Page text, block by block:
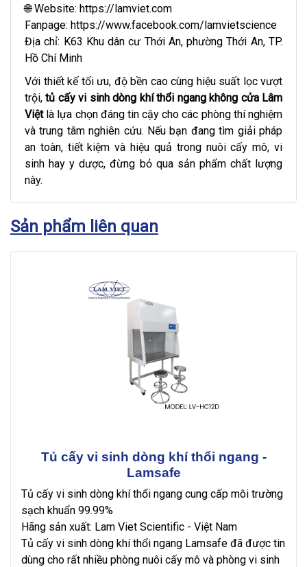
🌐 Website: https://lamviet.com
Fanpage: https://www.facebook.com/lamvietscience
Địa chỉ: K63 Khu dân cư Thới An, phường Thới An, TP.
Hồ Chí Minh
Với thiết kế tối ưu, độ bền cao cùng hiệu suất lọc vượt
trội,tủ cấy vi sinh dòng khí thổi ngang không cửa Lâm
Việtlà lựa chọn đáng tin cậy cho các phòng thí nghiệm
và trung tâm nghiên cứu. Nếu bạn đang tìm giải pháp
an toàn, tiết kiệm và hiệu quả trong nuôi cấy mô, vi
sinh hay y dược, đừng bỏ qua sản phẩm chất lượng
này.
Tủ cấy vi sinh dòng khí thổi ngang -
Lamsafe
Tủ cấy vi sinh dòng khí thổi ngang cung cấp môi trường
sạch khuẩn 99.99%
Hãng sản xuất: Lam Viet Scientific - Việt Nam
Tủ cấy vi sinh dòng khí thổi ngang Lamsafe đã được tin
dùng cho rất nhiều phòng nuôi cấy mô và phòng vi sinh